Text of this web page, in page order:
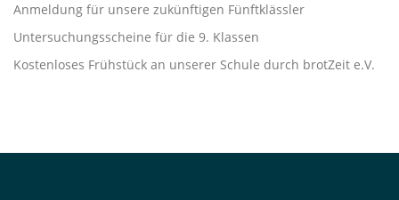
Anmeldung für unsere zukünftigen Fünftklässler
Untersuchungsscheine für die 9. Klassen
Kostenloses Frühstück an unserer Schule durch brotZeit e.V.